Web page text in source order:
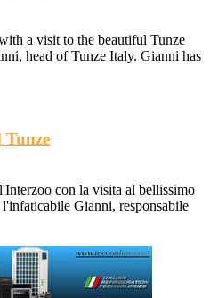
a visit to the beautiful Tunze
head of Tunze Italy. Gianni has
Tunze
con la visita al bellissimo
Gianni, responsabile